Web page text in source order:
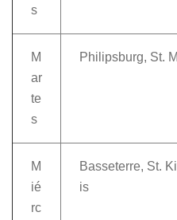
s
M
ar
te
s
Philipsburg, St.
M
ié
rc
Basseterre, St.
is